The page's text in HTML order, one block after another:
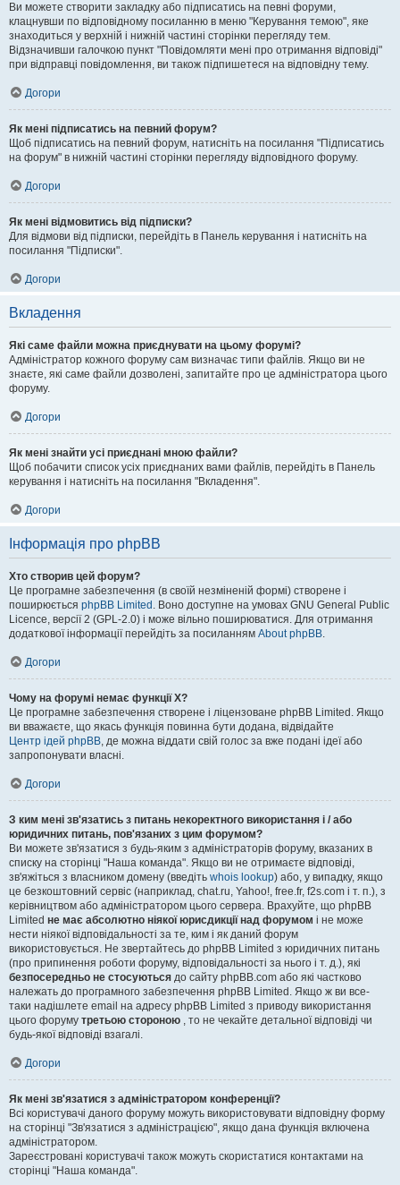
Ви можете створити закладку або підписатись на певні форуми,
клацнувши по відповідному посиланню в меню "Керування темою", яке
знаходиться у верхній і нижній частині сторінки перегляду тем.
Відзначивши галочкою пункт "Повідомляти мені про отримання відповіді"
при відправці повідомлення, ви також підпишетеся на відповідну тему.
Догори
Як мені підписатись на певний форум?
Щоб підписатись на певний форум, натисніть на посилання "Підписатись
на форум" в нижній частині сторінки перегляду відповідного форуму.
Догори
Як мені відмовитись від підписки?
Для відмови від підписки, перейдіть в Панель керування і натисніть на
посилання "Підписки".
Догори
Вкладення
Які саме файли можна приєднувати на цьому форумі?
Адміністратор кожного форуму сам визначає типи файлів. Якщо ви не
знаєте, які саме файли дозволені, запитайте про це адміністратора цього
форуму.
Догори
Як мені знайти усі приєднані мною файли?
Щоб побачити список усіх приєднаних вами файлів, перейдіть в Панель
керування і натисніть на посилання "Вкладення".
Догори
Інформація про phpBB
Хто створив цей форум?
Це програмне забезпечення (в своїй незміненій формі) створене і
поширюється phpBB Limited . Воно доступне на умовах GNU General Public
Licence, версії 2 (GPL-2.0) і може вільно поширюватися. Для отримання
додаткової інформації перейдіть за посиланням About phpBB.
Догори
Чому на форумі немає функції X?
Це програмне забезпечення створене і ліцензоване phpBB Limited. Якщо
ви вважаєте, що якась функція повинна бути додана, відвідайте
Центр ідей phpBB, де можна віддати свій голос за вже подані ідеї або
запропонувати власні.
Догори
З ким мені зв'язатись з питань некоректного використання і / або
юридичних питань, пов'язаних з цим форумом?
Ви можете зв'язатися з будь-яким з адміністраторів форуму, вказаних в
списку на сторінці "Наша команда". Якщо ви не отримаєте відповіді,
зв'яжіться з власником домену (введіть whois lookup) або, у випадку, якщо
це безкоштовний сервіс (наприклад, chat.ru, Yahoo!, free.fr, f2s.com і т. п.), з
керівництвом або адміністратором цього сервера. Врахуйте, що phpBB
Limited не має абсолютно ніякої юрисдикції над форумом і не може
нести ніякої відповідальності за те, ким і як даний форум
використовується. Не звертайтесь до phpBB Limited з юридичних питань
(про припинення роботи форуму, відповідальності за нього і т. д.), які
безпосередньо не стосуються до сайту phpBB.com або які частково
належать до програмного забезпечення phpBB Limited. Якщо ж ви все-
таки надішлете email на адресу phpBB Limited з приводу використання
цього форуму третьою стороною , то не чекайте детальної відповіді чи
будь-якої відповіді взагалі.
Догори
Як мені зв'язатися з адміністратором конференції?
Всі користувачі даного форуму можуть використовувати відповідну форму
на сторінці "Зв'язатися з адміністрацією", якщо дана функція включена
адміністратором.
Зареєстровані користувачі також можуть скористатися контактами на
сторінці "Наша команда".